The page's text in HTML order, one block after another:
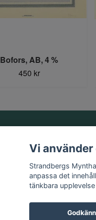
Bofors, AB, 4 %
450 kr
Kontakt
Köpvillkor
Vi
Strandbergs
anpassa det
tänkbara